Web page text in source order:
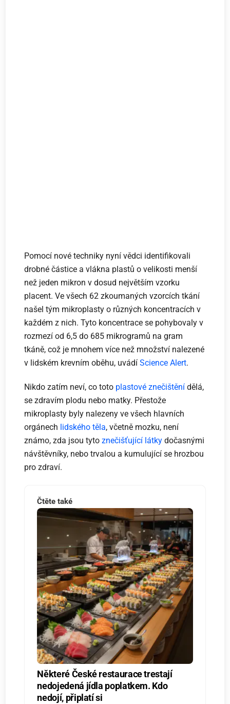
Pomocí nové techniky nyní vědci identifikovali
drobné částice a vlákna plastů o velikosti menší
než jeden mikron v dosud největším vzorku
placent. Ve všech 62 zkoumaných vzorcích tkání
našel tým mikroplasty o různých koncentracích v
každém z nich. Tyto koncentrace se pohybovaly v
rozmezí od 6,5 do 685 mikrogramů na gram
tkáně, což je mnohem více než množství nalezené
v lidském krevním oběhu, uvádíScience Alert.
Nikdo zatím neví, co toto plastové znečištění dělá,
se zdravím plodu nebo matky. Přestože
mikroplasty byly nalezeny ve všech hlavních
orgánech lidského těla, včetně mozku, není
známo, zda jsou tytoznečišťující látky dočasnými
návštěvníky, nebo trvalou a kumulující se hrozbou
pro zdraví.
Čtěte také
Některé České restaurace trestají
nedojedená jídla poplatkem. Kdo
nedojí, připlatí si